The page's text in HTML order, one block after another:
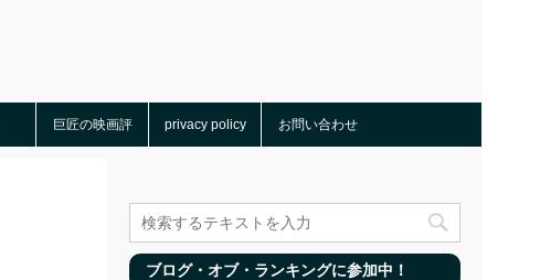
巨匠の映画評 privacy policy お問い合わせ
ブログ・オブ・ランキングに参加中！